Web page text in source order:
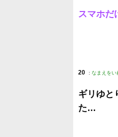
スマホだ
20 : なまえをい
ギリゆと
た…